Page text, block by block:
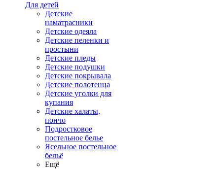
Для детей
Детские
наматрасники
Детские одеяла
Детские пеленки и
простыни
Детские пледы
Детские подушки
Детские покрывала
Детские полотенца
Детские уголки для
купания
Детские халаты,
пончо
Подростковое
постельное белье
Ясельное постельное
бельё
Ещё